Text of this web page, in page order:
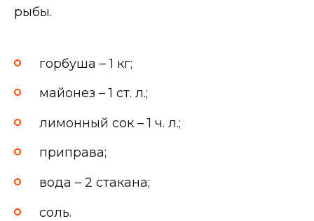
рыбы.
горбуша – 1 кг;
майонез – 1 ст. л.;
лимонный сок – 1 ч. л.;
приправа;
вода – 2 стакана;
соль.